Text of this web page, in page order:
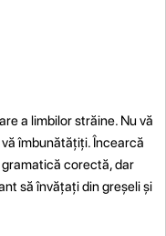
a limbilor străine. Nu vă
îmbunătățiți. Încearcă
corectă, dar
să învățați din greșeli și